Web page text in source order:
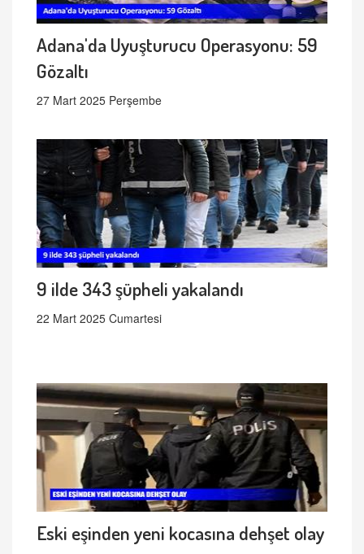
Adana'da Uyuşturucu Operasyonu: 59
Gözaltı
27 Mart 2025 Perşembe
9 ilde 343 şüpheli yakalandı
22 Mart 2025 Cumartesi
Eski eşinden yeni kocasına dehşet olay